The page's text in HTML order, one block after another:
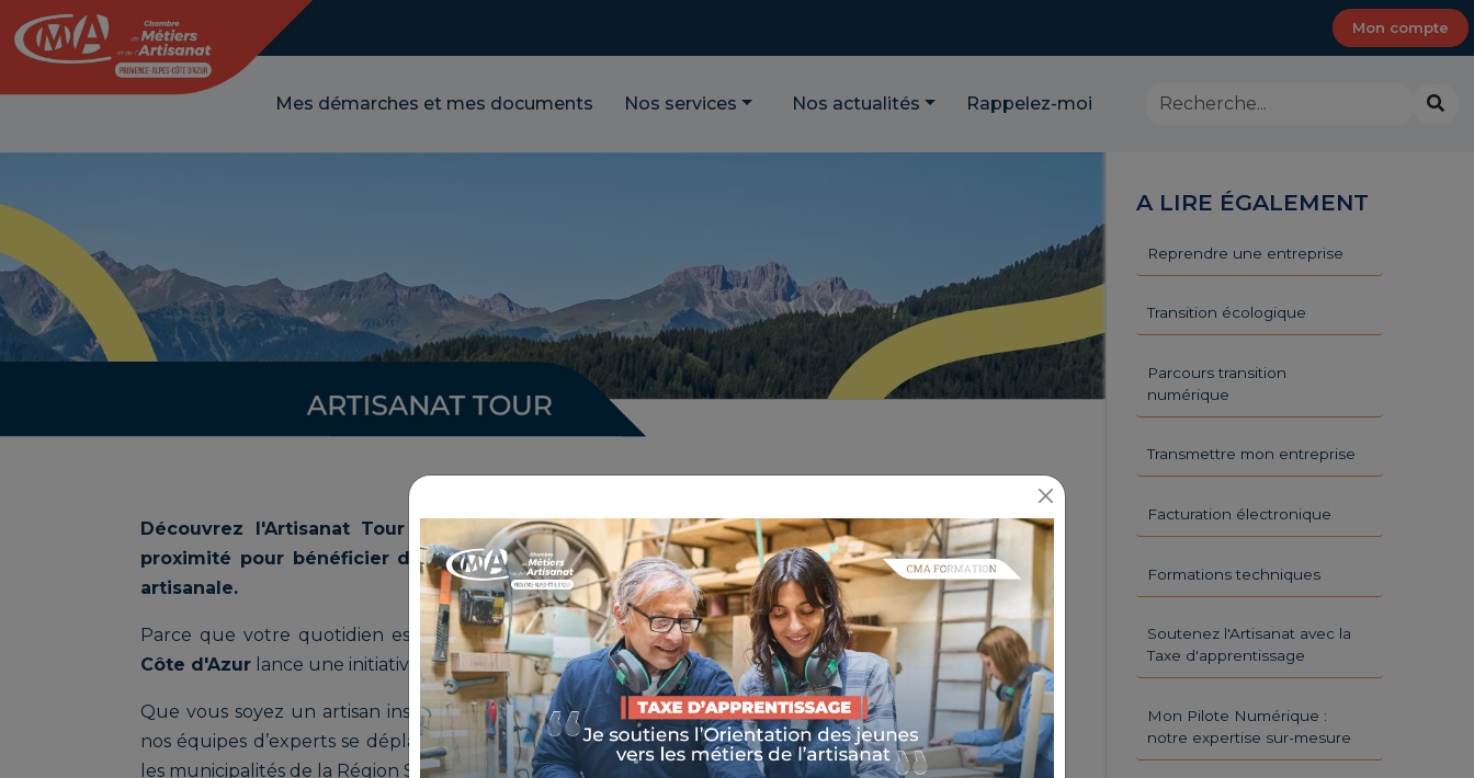
Mon compte
Mes démarches et mes documents Nos services Nos actualités Rappelez-moi
Rechercher
dans
CMA
Alpes-
Découvrez l'Artisanat Tour de la CMA Provence-Alpes-Côte d'Azur. 40 étapes de
proximité pour bénéficier de conseils d'experts gratuits et booster votre entreprise
artisanale.
Parce que votre quotidien est au cœur de nos préoccupations, laCMA Provence-Alpes-
Côte d'Azur lance une initiative inédite : L'Artisanat Tour.
Que vous soyez un artisan installé ou un porteur de projet en pleine création d’entreprise,
nos équipes d’experts se déplacent au plus près de chez vous, en collaboration étroite avec
les municipalités de la Région Sud.
A LIRE ÉGALEMENT
Reprendre une entreprise
Transition écologique
Parcours transition
numérique
Transmettre mon entreprise
Facturation électronique
Formations techniques
Soutenez l'Artisanat avec la
Taxe d'apprentissage
Mon Pilote Numérique :
notre expertise sur-mesure
Panneau de gestion des cookies